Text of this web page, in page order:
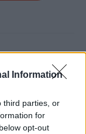
Information
third parties, or
for
opt-out
σε φαράγγι